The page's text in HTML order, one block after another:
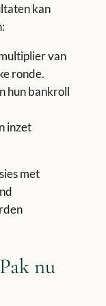
kan
van
ronde.
hun bankroll
inzet
met
nu